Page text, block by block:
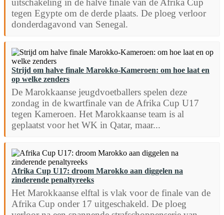
uitschakeling in de halve finale van de Afrika Cup
tegen Egypte om de derde plaats. De ploeg verloor
donderdagavond van Senegal.
Strijd om halve finale Marokko-Kameroen: om hoe laat en
op welke zenders
De Marokkaanse jeugdvoetballers spelen deze
zondag in de kwartfinale van de Afrika Cup U17
tegen Kameroen. Het Marokkaanse team is al
geplaatst voor het WK in Qatar, maar...
Afrika Cup U17: droom Marokko aan diggelen na
zinderende penaltyreeks
Het Marokkaanse elftal is vlak voor de finale van de
Afrika Cup onder 17 uitgeschakeld. De ploeg